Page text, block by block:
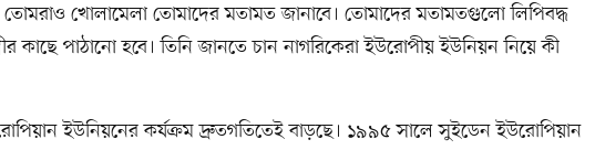
খোলামেলা তোমাদের মতামত জানাবে। তোমাদের মতামতগুলো লিপিবদ্ধ
কাছে পাঠানো হবে। তিনি জানতে চান নাগরিকেরা ইউরোপীয় ইউনিয়ন নিয়ে কী
ইউনিয়নের কর্যক্রম দ্রুতগতিতেই বাড়ছে। ১৯৯৫ সালে সুইডেন ইউরোপিয়ান